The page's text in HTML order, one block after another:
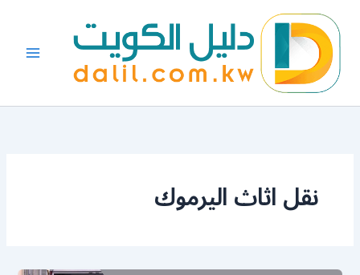
المحتوى
نقل اثاث اليرموك